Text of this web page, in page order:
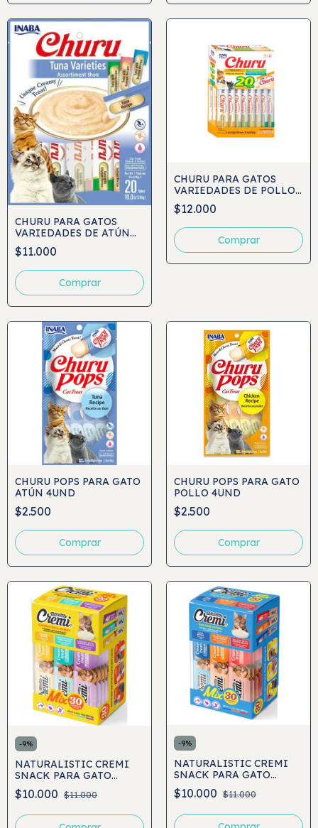
CHURU PARA GATOS
VARIEDADES DE ATÚN
20UND
$11.000
CHURU PARA GATOS
VARIEDADES DE POLLO
20UND
$12.000
CHURU POPS PARA GATO
ATÚN 4UND
$2.500
CHURU POPS PARA GATO
POLLO 4UND
$2.500
-9%
NATURALISTIC CREMI
SNACK PARA GATO
CHICKEN VARIEDADES
30UND
$10.000 $11.000
-9%
NATURALISTIC CREMI
SNACK PARA GATO
SEAFOOD VARIEDADES
30UND
$10.000 $11.000